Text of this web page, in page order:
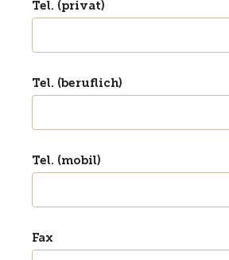
Tel. (privat)
Tel. (beruflich)
Tel. (mobil)
Fax